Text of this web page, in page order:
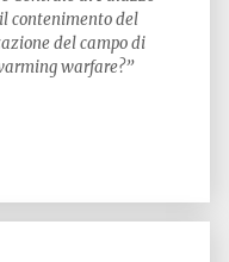
contenimento del
del campo di
warfare?”